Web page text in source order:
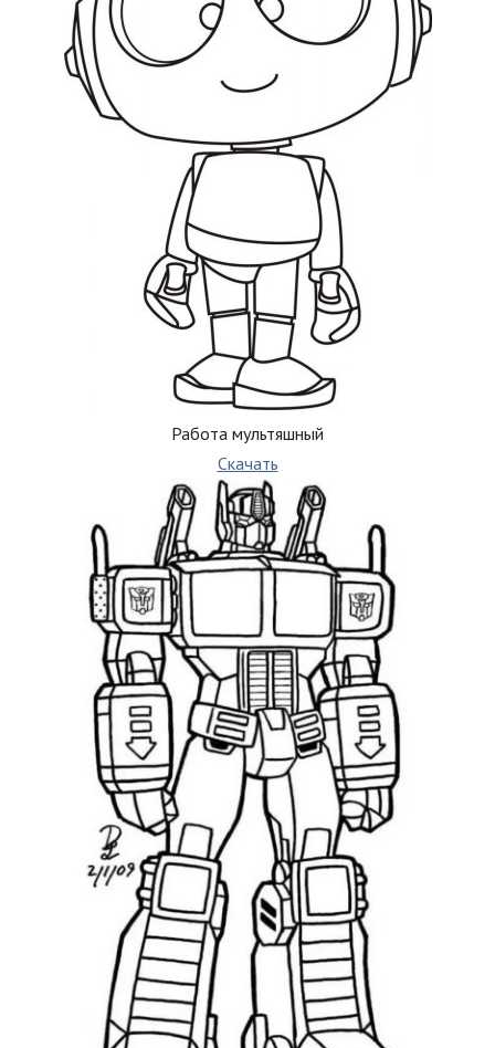
Работа мультяшный
Скачать